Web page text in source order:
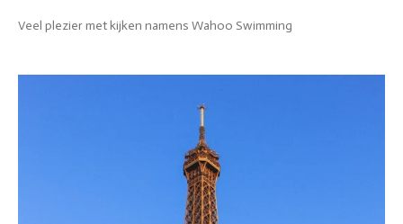
Veel plezier met kijken namens Wahoo Swimming